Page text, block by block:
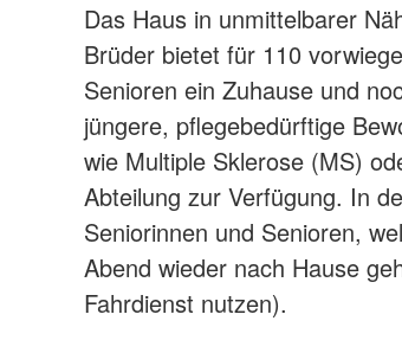
Das Haus in unmittelbarer
Brüder bietet für 110
Senioren ein Zuhause und
jüngere, pflegebedürftige
wie Multiple Sklerose (MS)
Abteilung zur Verfügung. In
Seniorinnen und Senioren,
Abend wieder nach Hause
Fahrdienst nutzen).